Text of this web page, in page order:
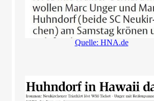
Quelle: HNA.de